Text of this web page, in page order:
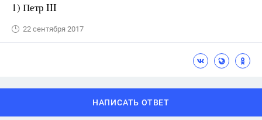
1) Петр III
22 сентября 2017
НАПИСАТЬ ОТВЕТ